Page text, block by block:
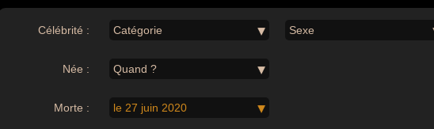
Célébrité : Catégorie Sexe
Née : Quand ?
Morte : le 27 juin 2020